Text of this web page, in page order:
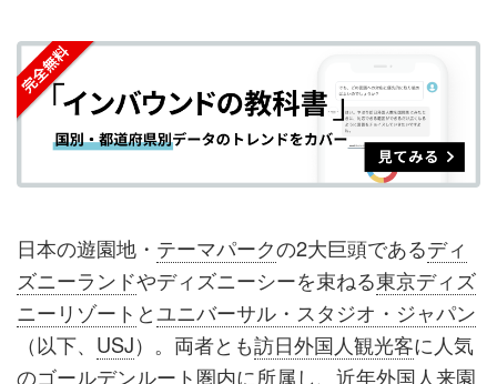
シ
ェ
ア
す
る
シ
ェ
ア
す
る
ク
マ
ー
ク
に
加
購
読
す
る
録
す
日本の遊園地・ テーマパークの2大巨頭であるディ
ズニーランドやディズニーシーを束ねる東京ディズ
ニーリゾート とユニバーサル・スタジオ・ジャパン
（以下、 USJ）。両者とも訪日外国人観光客に人気
のゴールデンルート圏内に所属し、近年外国人来園